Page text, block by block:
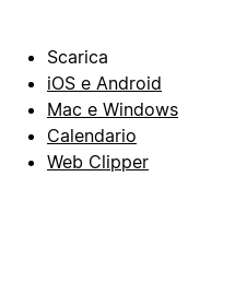
Scarica
iOS e Android
Mac e Windows
Calendario
Web Clipper